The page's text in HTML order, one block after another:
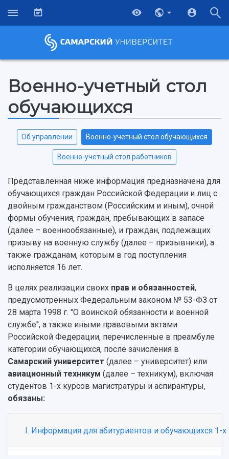
Об университете
История
Ключевые факты
Рейтинги
Руководство
Наблюдательный совет
Попечительский совет
Ученый совет
Ректорат
Персоналии
Новости
Главные новости
Бортжурнал
Объявления
События
СМИ об университете
Пресс-центр
Газета "Полет"
Газета "Самарский университет"
Мы в соцсетях
Мультимедиа
Образование
Почему я выбираю Самарский университет?
Абитуриенту
Бакалавриат и специалитет
Магистратура
Аспирантура
Формы обучения
Учебные планы
Дополнительное образование
Институты и факультеты
Образовательные программы
Научно-исследовательская деятельность
Основные научные направления
Научные школы и ведущие научные коллективы
Диссертационные советы
Подготовка научных кадров
Конкурс на замещение должностей научных
работников
Научно-технический совет
Научные проекты и темы
Справочные материалы
Военно-учетный стол
обучающихся
Об управлении Военно-учетный стол обучающихся
Военно-учетный стол работников
Представленная ниже информация предназначена для
обучающихся граждан Российской Федерации и лиц с
двойным гражданством (Российским и иным), очной
формы обучения, граждан, пребывающих в запасе
(далее – военнообязанные), и граждан, подлежащих
призыву на военную службу (далее – призывники), а
также гражданам, которым в год поступления
исполняется 16 лет.
В целях реализации своих прав и обязанностей,
предусмотренных Федеральным законом № 53-ФЗ от
28 марта 1998 г. "О воинской обязанности и военной
службе", а также иными правовыми актами
Российской Федерации, перечисленные в преамбуле
категории обучающихся, после зачисления в
Самарский университет (далее – университет) или
авиационный техникум (далее – техникум), включая
студентов 1-х курсов магистратуры и аспирантуры,
обязаны:
I. Информация для абитуриентов и обучающихся 1-х